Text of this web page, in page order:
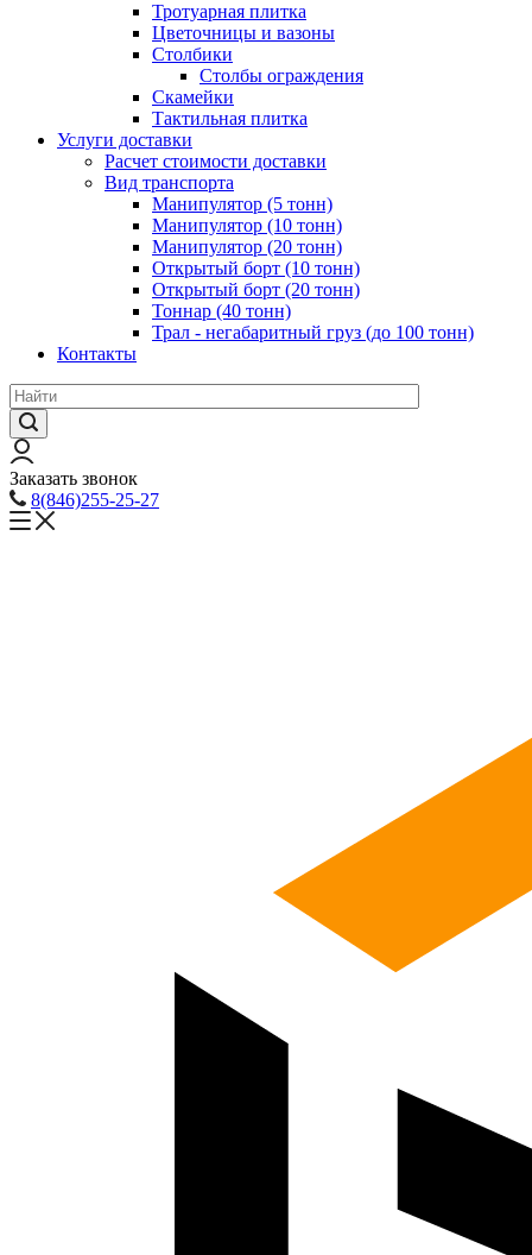
Тротуарная плитка
Цветочницы и вазоны
Столбики
Столбы ограждения
Скамейки
Тактильная плитка
Услуги доставки
Расчет стоимости доставки
Вид транспорта
Манипулятор (5 тонн)
Манипулятор (10 тонн)
Манипулятор (20 тонн)
Открытый борт (10 тонн)
Открытый борт (20 тонн)
Тоннар (40 тонн)
Трал - негабаритный груз (до 100 тонн)
Контакты
Заказать звонок
8(846)255-25-27